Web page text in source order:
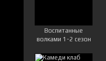
Воспитанные
волками 1-2 сезон